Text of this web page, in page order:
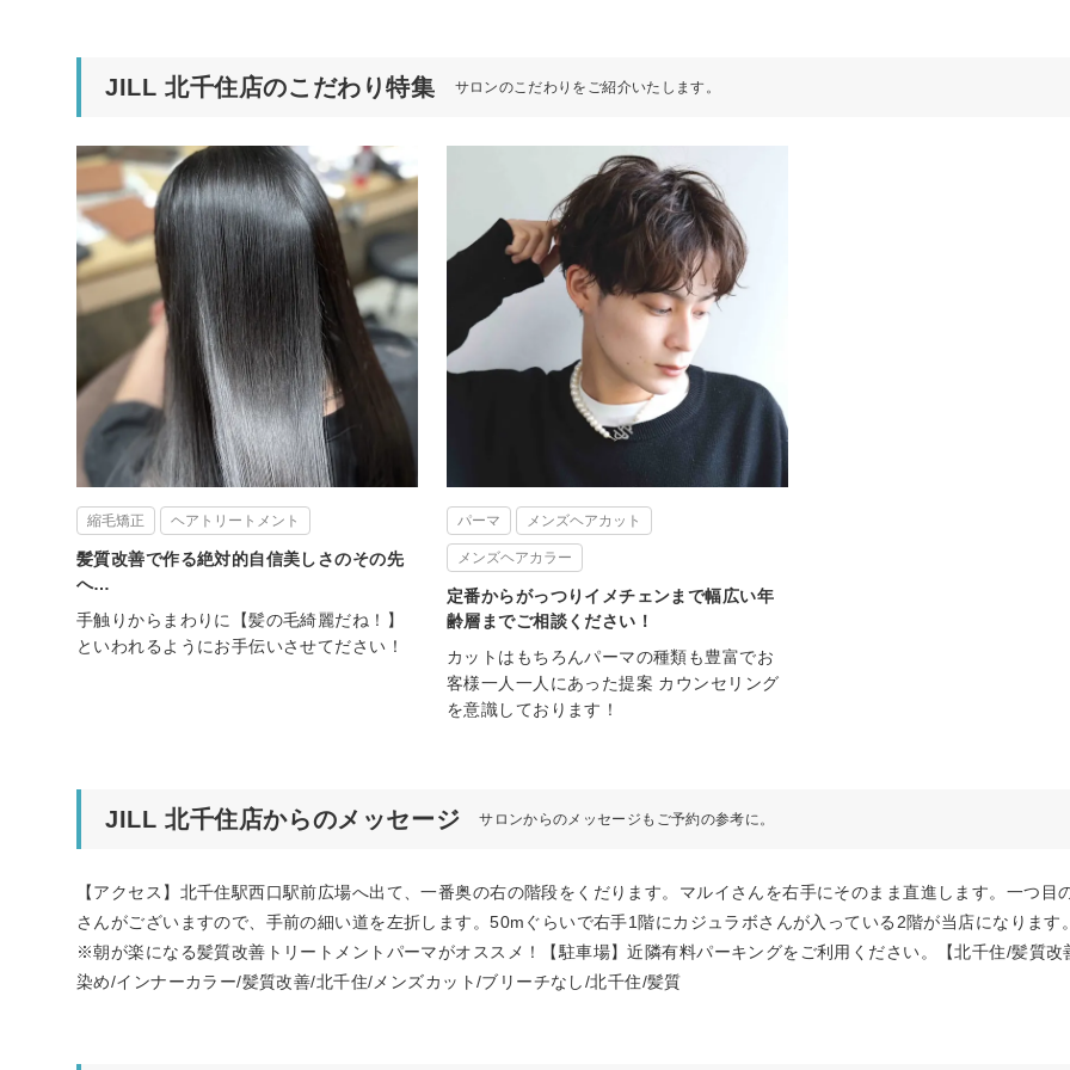
JILL 北千住店のこだわり特集 サロンのこだわりをご紹介いたします。
縮毛矯正 ヘアトリートメント
髪質改善で作る絶対的自信美しさのその先
へ…
手触りからまわりに【髪の毛綺麗だね！】
といわれるようにお手伝いさせてださい！
パーマ メンズヘアカット
メンズヘアカラー
定番からがっつりイメチェンまで幅広い年
齢層までご相談ください！
カットはもちろんパーマの種類も豊富でお
客様一人一人にあった提案 カウンセリング
を意識しております！
JILL 北千住店からのメッセージ サロンからのメッセージもご予約の参考に。
【アクセス】北千住駅西口駅前広場へ出て、一番奥の右の階段をくだります。マルイさんを右手にそのまま直進します。一つ
さんがございますので、手前の細い道を左折します。50mぐらいで右手1階にカジュラボさんが入っている2階が当店になります
※朝が楽になる髪質改善トリートメントパーマがオススメ！【駐車場】近隣有料パーキングをご利用ください。【北千住/髪質
染め/インナーカラー/髪質改善/北千住/メンズカット/ブリーチなし/北千住/髪質